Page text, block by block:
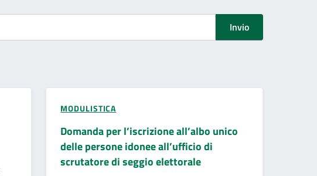
Invio
MODULISTICA
Domanda per l’iscrizione all’albo unico
delle persone idonee all’ufficio di
scrutatore di seggio elettorale